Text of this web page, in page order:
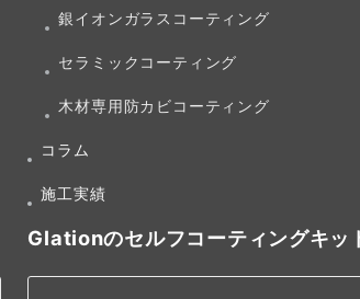
銀イオンガラスコーティング
セラミックコーティング
木材専用防カビコーティング
コラム
施工実績
Glationのセルフコーティングキッ